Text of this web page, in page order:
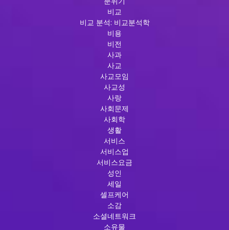
비교
비교 분석: 비교분석학
비용
비전
사과
사교
사교모임
사교성
사랑
사회문제
사회학
생활
서비스
서비스업
서비스요금
성인
세일
셀프케어
소감
소셜네트워크
소유물